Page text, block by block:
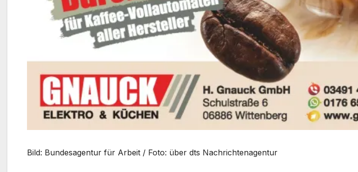
Bild: Bundesagentur für Arbeit / Foto: über dts Nachrichtenagentur